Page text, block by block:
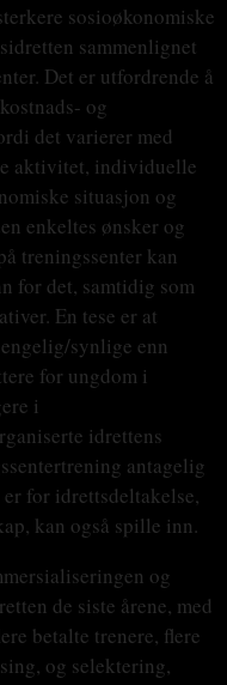
sosioøkonomiske
sammenlignet
Det er utfordrende å
og
det varierer med
aktivitet, individuelle
situasjon og
enkeltes ønsker og
treningssenter kan
for det, samtidig som
En tese er at
synlige enn
for ungdom i
i
idrettens
antagelig
for idrettsdeltakelse,
kan også spille inn.
og
de siste årene, med
betalte trenere, flere
og selektering,